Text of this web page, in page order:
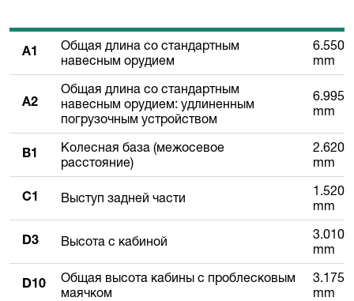
A1
Общая длина со стандартным
навесным орудием
6.550
mm
A2
Общая длина со стандартным
навесным орудием: удлиненным
погрузочным устройством
6.995
mm
B1
Колесная база (межосевое
расстояние)
2.620
mm
C1 Выступ задней части
1.520
mm
D3 Высота с кабиной
3.010
mm
D10
Общая высота кабины с проблесковым
маячком
3.175
mm